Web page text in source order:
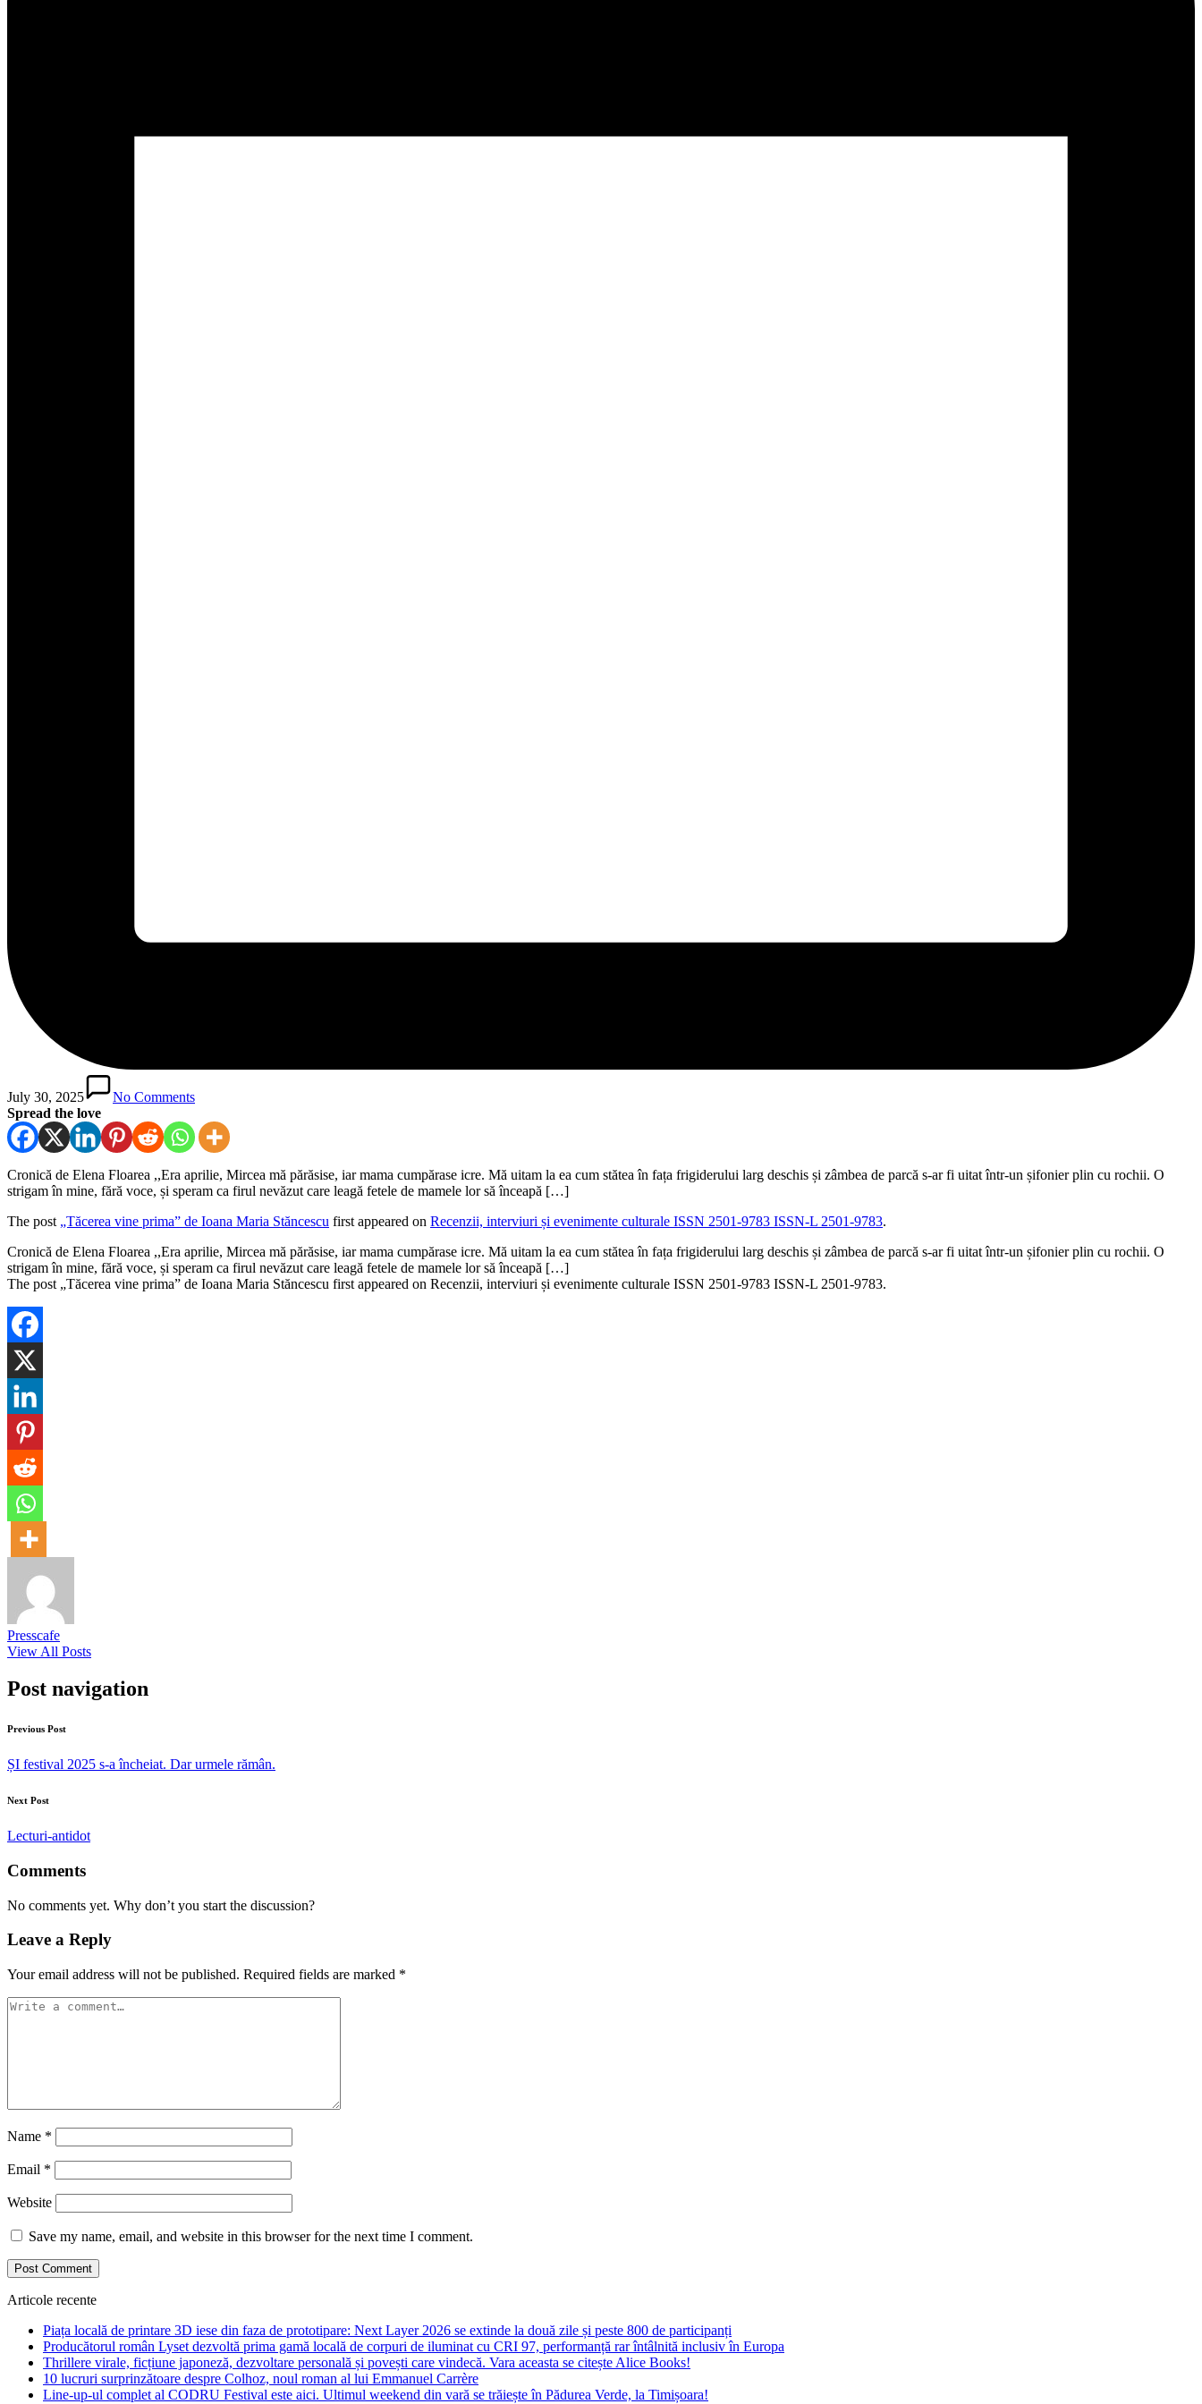
July 30, 2025
No Comments
Spread the love
Cronică de Elena Floarea ,,Era aprilie, Mircea mă părăsise, iar mama cumpărase icre. Mă uitam la ea cum stătea în fața frigiderului larg deschis și zâmbea de parcă s-ar fi uitat într-un șifonier plin cu rochii. O
strigam în mine, fără voce, și speram ca firul nevăzut care leagă fetele de mamele lor să înceapă […]
The post „Tăcerea vine prima” de Ioana Maria Stăncescu first appeared on Recenzii, interviuri și evenimente culturale ISSN 2501-9783 ISSN-L 2501-9783.
​Cronică de Elena Floarea ,,Era aprilie, Mircea mă părăsise, iar mama cumpărase icre. Mă uitam la ea cum stătea în fața frigiderului larg deschis și zâmbea de parcă s-ar fi uitat într-un șifonier plin cu rochii. O
strigam în mine, fără voce, și speram ca firul nevăzut care leagă fetele de mamele lor să înceapă […]
The post „Tăcerea vine prima” de Ioana Maria Stăncescu first appeared on Recenzii, interviuri și evenimente culturale ISSN 2501-9783 ISSN-L 2501-9783.
Presscafe
View All Posts
Post navigation
Previous Post
ȘI festival 2025 s-a încheiat. Dar urmele rămân.
Next Post
Lecturi-antidot
Comments
No comments yet. Why don’t you start the discussion?
Leave a Reply
Your email address will not be published. Required fields are marked *
Name *
Email *
Website
Save my name, email, and website in this browser for the next time I comment.
Articole recente
Piața locală de printare 3D iese din faza de prototipare: Next Layer 2026 se extinde la două zile și peste 800 de participanți
Producătorul român Lyset dezvoltă prima gamă locală de corpuri de iluminat cu CRI 97, performanță rar întâlnită inclusiv în Europa
Thrillere virale, ficțiune japoneză, dezvoltare personală și povești care vindecă. Vara aceasta se citește Alice Books!
10 lucruri surprinzătoare despre Colhoz, noul roman al lui Emmanuel Carrère
Line-up-ul complet al CODRU Festival este aici. Ultimul weekend din vară se trăiește în Pădurea Verde, la Timișoara!